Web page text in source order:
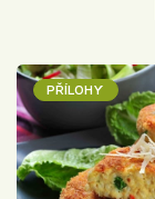
PŘÍLOHY